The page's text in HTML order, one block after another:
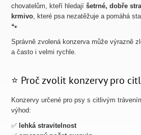
chovatelům, kteří hledajíšetrné, dobře
krmivo, které psa nezatěžuje a pomáhá
🐾
Správně zvolená konzerva může výrazně
a často i velmi rychle.
⭐ Proč zvolit konzervy pro
Konzervy určené pro psy s citlivým
výhod:
✅ lehká stravitelnost